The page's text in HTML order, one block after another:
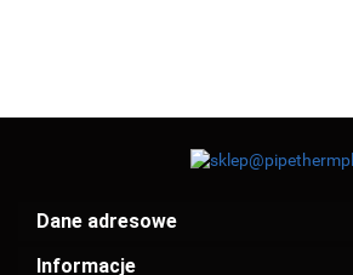
Dane adresowe
Informacje